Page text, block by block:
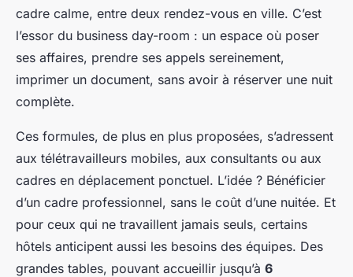
cadre calme, entre deux rendez-vous en ville. C’est
l’essor du business day-room : un espace où poser
ses affaires, prendre ses appels sereinement,
imprimer un document, sans avoir à réserver une nuit
complète.
Ces formules, de plus en plus proposées, s’adressent
aux télétravailleurs mobiles, aux consultants ou aux
cadres en déplacement ponctuel. L’idée ? Bénéficier
d’un cadre professionnel, sans le coût d’une nuitée. Et
pour ceux qui ne travaillent jamais seuls, certains
hôtels anticipent aussi les besoins des équipes. Des
grandes tables, pouvant accueillir jusqu’à 6